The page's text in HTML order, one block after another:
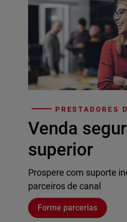
PRESTADORES
Venda
superior
Prospere com suporte
parceiros de canal
Forme parcerias